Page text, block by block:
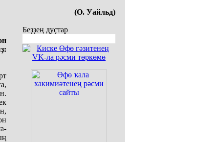
(О. Уайльд)
Беҙҙең дуҫтар